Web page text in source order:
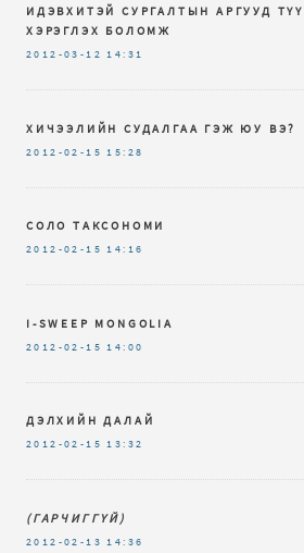
ИДЭВХИТЭЙ СУРГАЛТЫН АРГУУД
ХЭРЭГЛЭХ БОЛОМЖ
2012-03-12 14:31
ХИЧЭЭЛИЙН СУДАЛГАА ГЭЖ ЮУ ВЭ?
2012-02-15 15:28
СОЛО ТАКСОНОМИ
2012-02-15 14:16
I-SWEEP MONGOLIA
2012-02-15 14:00
ДЭЛХИЙН ДАЛАЙ
2012-02-15 13:32
(ГАРЧИГГҮЙ)
2012-02-13 14:36